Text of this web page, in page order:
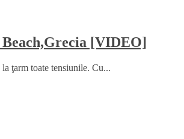
[VIDEO]
ţarm toate tensiunile. Cu...